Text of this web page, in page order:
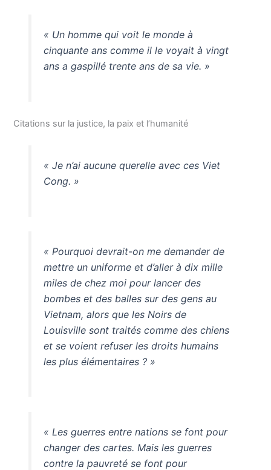
« Un homme qui voit le monde à
cinquante ans comme il le voyait à vingt
ans a gaspillé trente ans de sa vie. »
Citations sur la justice, la paix et l’humanité
« Je n’ai aucune querelle avec ces Viet
Cong. »
« Pourquoi devrait-on me demander de
mettre un uniforme et d’aller à dix mille
miles de chez moi pour lancer des
bombes et des balles sur des gens au
Vietnam, alors que les Noirs de
Louisville sont traités comme des chiens
et se voient refuser les droits humains
les plus élémentaires ? »
« Les guerres entre nations se font pour
changer des cartes. Mais les guerres
contre la pauvreté se font pour